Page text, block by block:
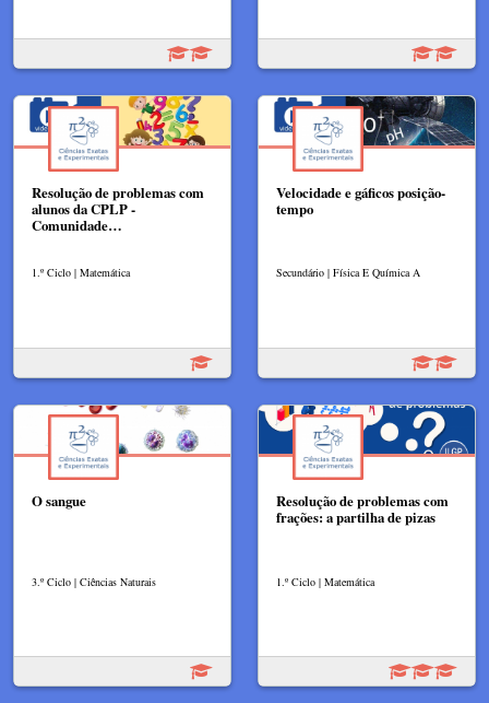
Resolução de problemas com
alunos da CPLP -
Comunidade…
1.º Ciclo | Matemática
Velocidade e gáficos posição-
tempo
Secundário | Física E Química A
O sangue
3.º Ciclo | Ciências Naturais
Resolução de problemas com
frações: a partilha de pizas
1.º Ciclo | Matemática